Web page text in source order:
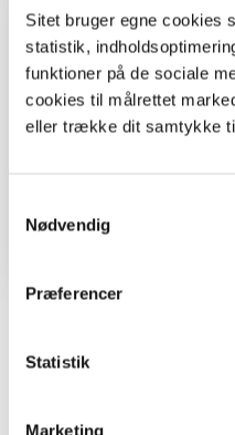
Sitet bruger egne cookies
statistik,
funktioner på de sociale
cookies til målrettet
eller trække dit samtykke
Nødvendig
Præferencer
Statistik
Marketing
0. - 3. klasse
Undervisningsforløb
Operation oprydning